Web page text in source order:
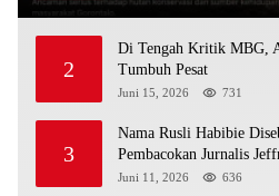
2
Di Tengah Kritik MBG,
Tumbuh Pesat
Juni 15, 2026 731
3
Nama Rusli Habibie
Pembacokan Jurnalis
Juni 11, 2026 636